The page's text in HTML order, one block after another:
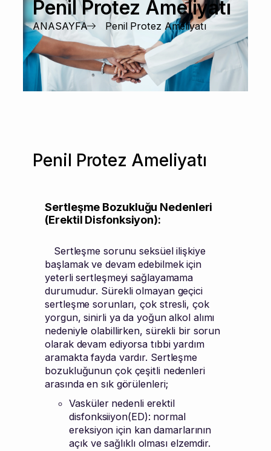
Penil Protez Ameliyatı
ANASAYFA Penil Protez Ameliyatı
Penil Protez Ameliyatı
Sertleşme Bozukluğu Nedenleri
(Erektil Disfonksiyon):
Sertleşme sorunu seksüel ilişkiye
başlamak ve devam edebilmek için
yeterli sertleşmeyi sağlayamama
durumudur. Sürekli olmayan geçici
sertleşme sorunları, çok stresli, çok
yorgun, sinirli ya da yoğun alkol alımı
nedeniyle olabillirken, sürekli bir sorun
olarak devam ediyorsa tıbbi yardım
aramakta fayda vardır. Sertleşme
bozukluğunun çok çeşitli nedenleri
arasında en sık görülenleri;
Vasküler nedenli erektil
disfonksiiyon(ED): normal
ereksiyon için kan damarlarının
açık ve sağlıklı olması elzemdir.